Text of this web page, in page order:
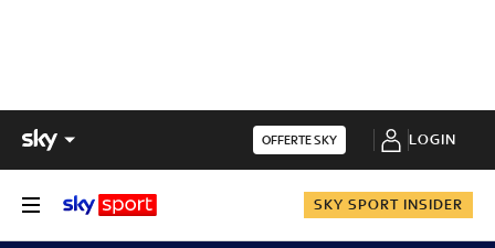
OFFERTE SKY LOGIN
SKY SPORT INSIDER